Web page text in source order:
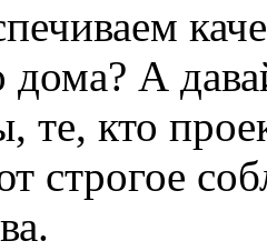
дома? А
те, кто
строгое